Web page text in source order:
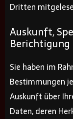
Dritten
Auskunft,
Berichtigung
Sie haben im
Bestimmungen
Auskunft über
Daten, deren